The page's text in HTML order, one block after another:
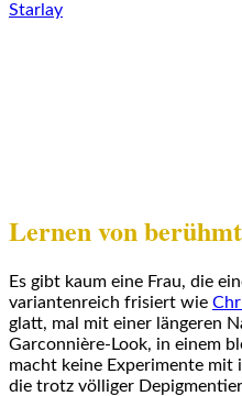
Starlay
Lernen von
Es gibt kaum eine Frau, die
variantenreich frisiert wie
glatt, mal mit einer längeren
Garconnière-Look, in einem
macht keine Experimente mit
die trotz völliger